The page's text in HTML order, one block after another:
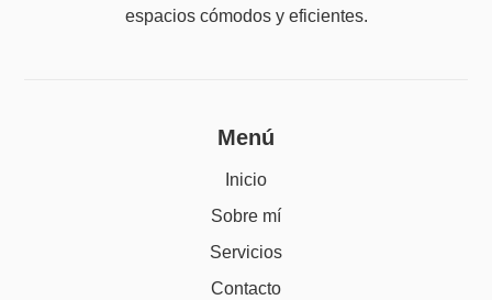
espacios cómodos y eficientes.
Menú
Inicio
Sobre mí
Servicios
Contacto